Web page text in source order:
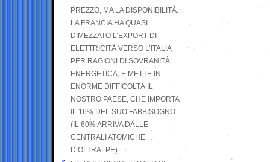
PREZZO, MA LA DISPONIBILITÀ.
LA FRANCIA HA QUASI
DIMEZZATO L’EXPORT DI
ELETTRICITÀ VERSO L’ITALIA
PER RAGIONI DI SOVRANITÀ
ENERGETICA, E METTE IN
ENORME DIFFICOLTÀ IL
NOSTRO PAESE, CHE IMPORTA
IL 16% DEL SUO FABBISOGNO
(IL 60% ARRIVA DALLE
CENTRALI ATOMICHE
D’OLTRALPE)